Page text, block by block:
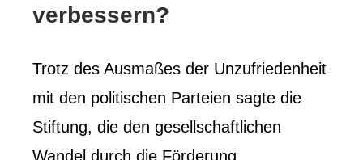
verbessern?
Trotz des Ausmaßes der Unzufriedenheit
mit den politischen Parteien sagte die
Stiftung, die den gesellschaftlichen
Wandel durch die Förderung